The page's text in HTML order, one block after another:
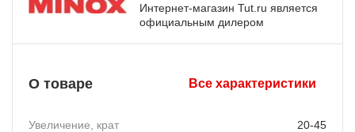
Интернет-магазин Tut.ru является
официальным дилером
О товаре Все характеристики
Увеличение, крат 20-45